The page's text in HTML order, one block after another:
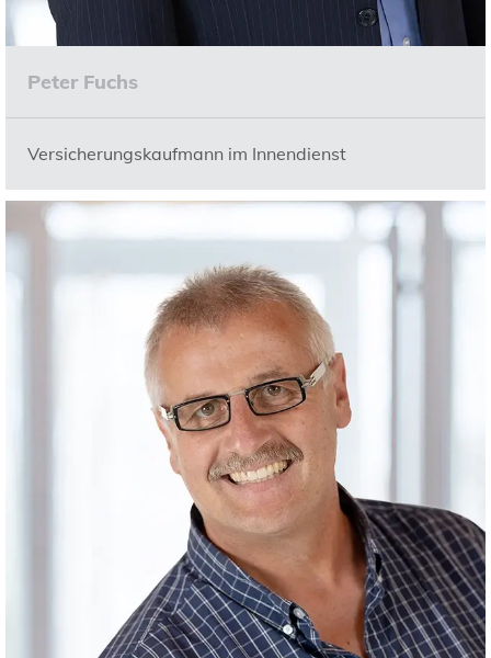
Peter Fuchs
Versicherungskaufmann im Innendienst